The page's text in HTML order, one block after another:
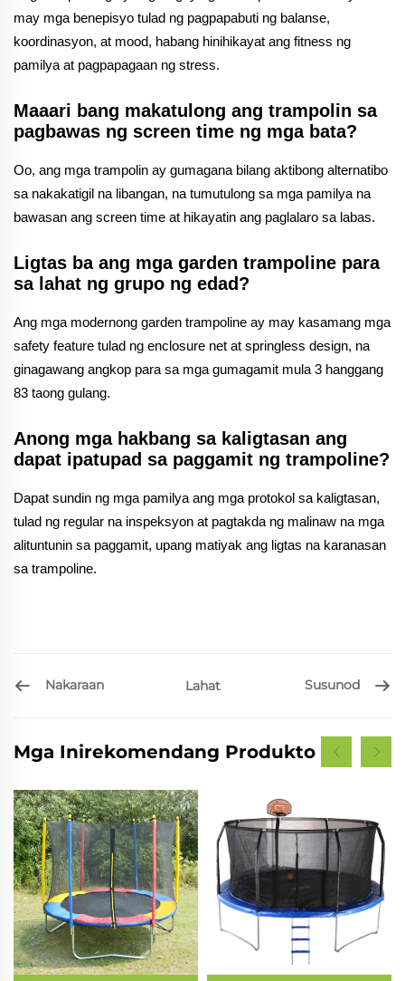
may mga benepisyo tulad ng pagpapabuti ng balanse,
koordinasyon, at mood, habang hinihikayat ang fitness ng
pamilya at pagpapagaan ng stress.
Maaari bang makatulong ang trampolin sa
pagbawas ng screen time ng mga bata?
Oo, ang mga trampolin ay gumagana bilang aktibong alternatibo
sa nakakatigil na libangan, na tumutulong sa mga pamilya na
bawasan ang screen time at hikayatin ang paglalaro sa labas.
Ligtas ba ang mga garden trampoline para
sa lahat ng grupo ng edad?
Ang mga modernong garden trampoline ay may kasamang mga
safety feature tulad ng enclosure net at springless design, na
ginagawang angkop para sa mga gumagamit mula 3 hanggang
83 taong gulang.
Anong mga hakbang sa kaligtasan ang
dapat ipatupad sa paggamit ng trampoline?
Dapat sundin ng mga pamilya ang mga protokol sa kaligtasan,
tulad ng regular na inspeksyon at pagtakda ng malinaw na mga
alituntunin sa paggamit, upang matiyak ang ligtas na karanasan
sa trampoline.
Nakaraan Lahat Susunod
Mga Inirekomendang Produkto